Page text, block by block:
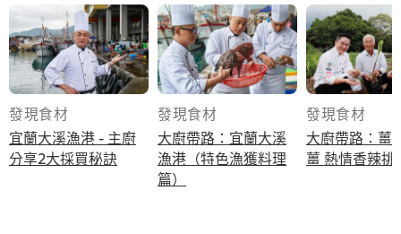
發現食材
宜蘭大溪漁港 - 主廚
分享2大採買秘訣
發現食材
大廚帶路：宜蘭大溪
漁港（特色漁獲料理
篇）
發現食材
大廚帶路：薑
薑 熱情香辣